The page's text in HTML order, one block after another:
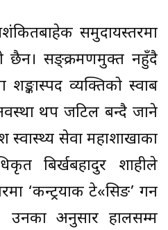
समुदायस्तरमा
छैन। सङ्क्रमणमुक्त नहुँदै
व्यक्तिको स्वाब
थप जटिल बन्दै जाने
स्वास्थ्य सेवा महाशाखाका
बिर्खबहादुर शाहीले
‘कन्ट्रयाक टे«सिङ’ गर्ने
उनका अनुसार हालसम्म